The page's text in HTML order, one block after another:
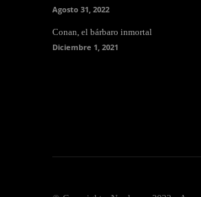
Agosto 31, 2022
Conan, el bárbaro inmortal
Diciembre 1, 2021